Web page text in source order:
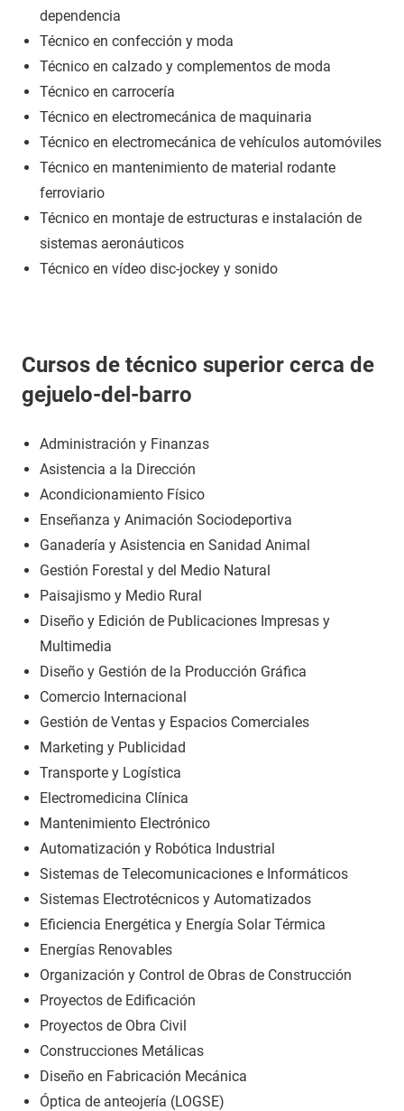
dependencia
Técnico en confección y moda
Técnico en calzado y complementos de moda
Técnico en carrocería
Técnico en electromecánica de maquinaria
Técnico en electromecánica de vehículos automóviles
Técnico en mantenimiento de material rodante
ferroviario
Técnico en montaje de estructuras e instalación de
sistemas aeronáuticos
Técnico en vídeo disc-jockey y sonido
Cursos de técnico superior cerca de
gejuelo-del-barro
Administración y Finanzas
Asistencia a la Dirección
Acondicionamiento Físico
Enseñanza y Animación Sociodeportiva
Ganadería y Asistencia en Sanidad Animal
Gestión Forestal y del Medio Natural
Paisajismo y Medio Rural
Diseño y Edición de Publicaciones Impresas y
Multimedia
Diseño y Gestión de la Producción Gráfica
Comercio Internacional
Gestión de Ventas y Espacios Comerciales
Marketing y Publicidad
Transporte y Logística
Electromedicina Clínica
Mantenimiento Electrónico
Automatización y Robótica Industrial
Sistemas de Telecomunicaciones e Informáticos
Sistemas Electrotécnicos y Automatizados
Eficiencia Energética y Energía Solar Térmica
Energías Renovables
Organización y Control de Obras de Construcción
Proyectos de Edificación
Proyectos de Obra Civil
Construcciones Metálicas
Diseño en Fabricación Mecánica
Óptica de anteojería (LOGSE)